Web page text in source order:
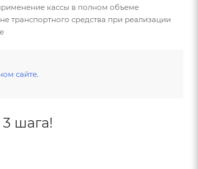
кассы в полном объеме
транспортного средства при реализации
сайте.
шага!